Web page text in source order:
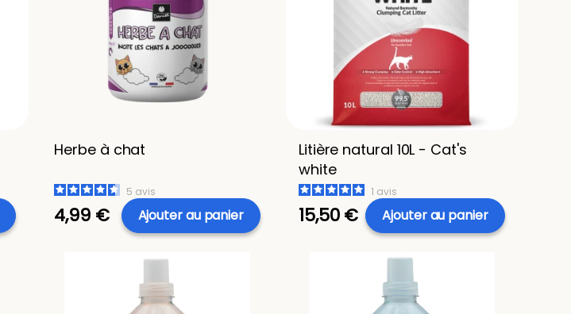
Herbe à chat
5 avis
4,99 € Ajouter au panier
Litière natural 10L - Cat's
white
1 avis
15,50 € Ajouter au panier